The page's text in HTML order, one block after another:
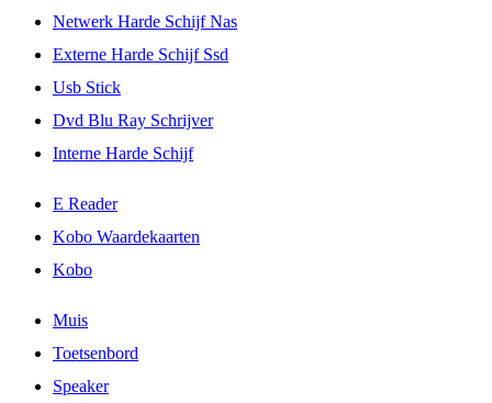
Netwerk Harde Schijf Nas
Externe Harde Schijf Ssd
Usb Stick
Dvd Blu Ray Schrijver
Interne Harde Schijf
E Reader
Kobo Waardekaarten
Kobo
Muis
Toetsenbord
Speaker